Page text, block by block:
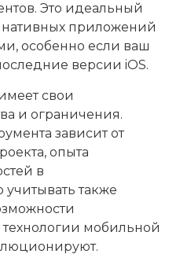
Это идеальный
нативных приложений
особенно если ваш
версии iOS.
свои
и ограничения.
зависит от
опыта
в
также
мобильной